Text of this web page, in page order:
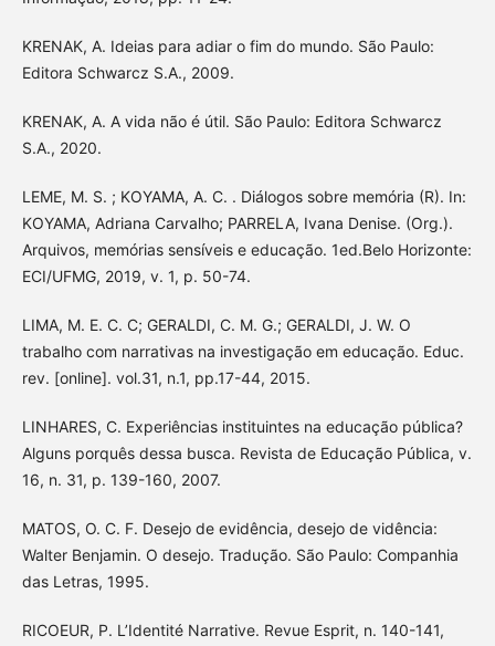
KRENAK, A. Ideias para adiar o fim do mundo. São Paulo:
Editora Schwarcz S.A., 2009.
KRENAK, A. A vida não é útil. São Paulo: Editora Schwarcz
S.A., 2020.
LEME, M. S. ; KOYAMA, A. C. . Diálogos sobre memória (R). In:
KOYAMA, Adriana Carvalho; PARRELA, Ivana Denise. (Org.).
Arquivos, memórias sensíveis e educação. 1ed.Belo Horizonte:
ECI/UFMG, 2019, v. 1, p. 50-74.
LIMA, M. E. C. C; GERALDI, C. M. G.; GERALDI, J. W. O
trabalho com narrativas na investigação em educação. Educ.
rev. [online]. vol.31, n.1, pp.17-44, 2015.
LINHARES, C. Experiências instituintes na educação pública?
Alguns porquês dessa busca. Revista de Educação Pública, v.
16, n. 31, p. 139-160, 2007.
MATOS, O. C. F. Desejo de evidência, desejo de vidência:
Walter Benjamin. O desejo. Tradução. São Paulo: Companhia
das Letras, 1995.
RICOEUR, P. L’Identité Narrative. Revue Esprit, n. 140-141,